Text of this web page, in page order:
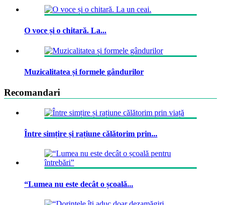
O voce și o chitară. La...
Muzicalitatea și formele gândurilor
Recomandari
Între simțire și rațiune călătorim prin...
“Lumea nu este decât o școală...